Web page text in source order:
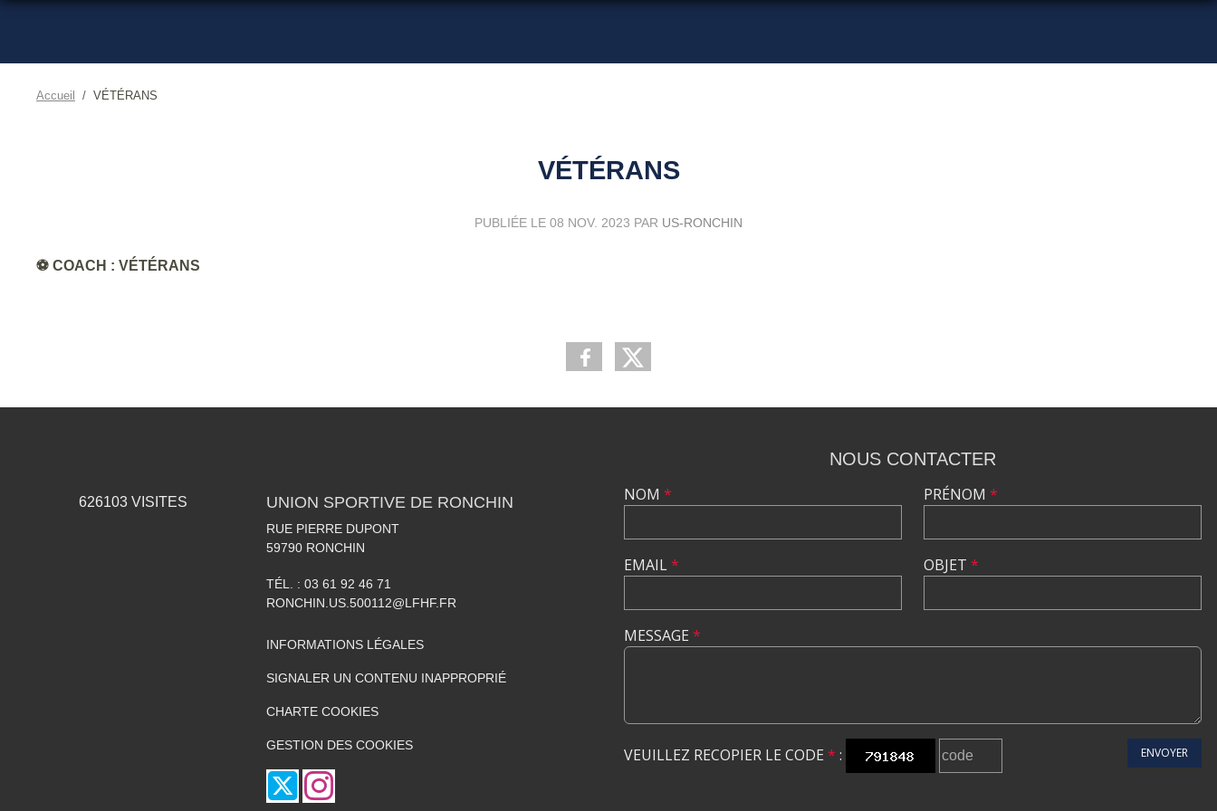
Accueil VÉTÉRANS
VÉTÉRANS
PUBLIÉE LE 08 NOV. 2023 PAR US-RONCHIN
⚽️ COACH : VÉTÉRANS
626103 VISITES UNION SPORTIVE DE RONCHIN
RUE PIERRE DUPONT
59790 RONCHIN
TÉL. : 03 61 92 46 71
RONCHIN.US.500112@LFHF.FR
INFORMATIONS LÉGALES
SIGNALER UN CONTENU INAPPROPRIÉ
CHARTE COOKIES
GESTION DES COOKIES
NOUS CONTACTER
NOM *
EMAIL*
PRÉNOM *
OBJET *
MESSAGE *
VEUILLEZ RECOPIER LE CODE * : ENVOYER